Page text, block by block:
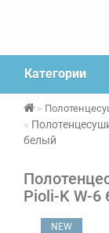
Категории
белый
Pioli-K W-6
NEW